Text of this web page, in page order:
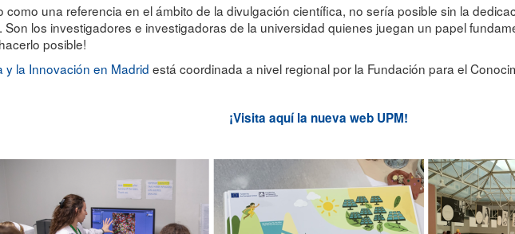
como una referencia en el ámbito de la divulgación científica, no sería posible sin la
Son los investigadores e investigadoras de la universidad quienes juegan un papel
posible!
y la Innovación en Madrid está coordinada a nivel regional por la Fundación para el
¡Visita aquí la nueva web UPM!